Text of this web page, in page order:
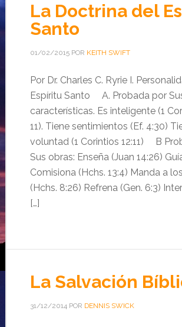
La Doctrina del
Santo
01/02/2015POR KEITH SWIFT
Por Dr. Charles C. Ryrie I.
Espíritu Santo A. Probada por
características. Es inteligente (1
11). Tiene sentimientos (Ef. 4:30)
voluntad (1 Corintios 12:11) B
Sus obras: Enseña (Juan 14:26)
Comisiona (Hchs. 13:4) Manda a
(Hchs. 8:26) Refrena (Gen. 6:3)
[…]
La Salvación
31/12/2014POR DENNIS SWICK